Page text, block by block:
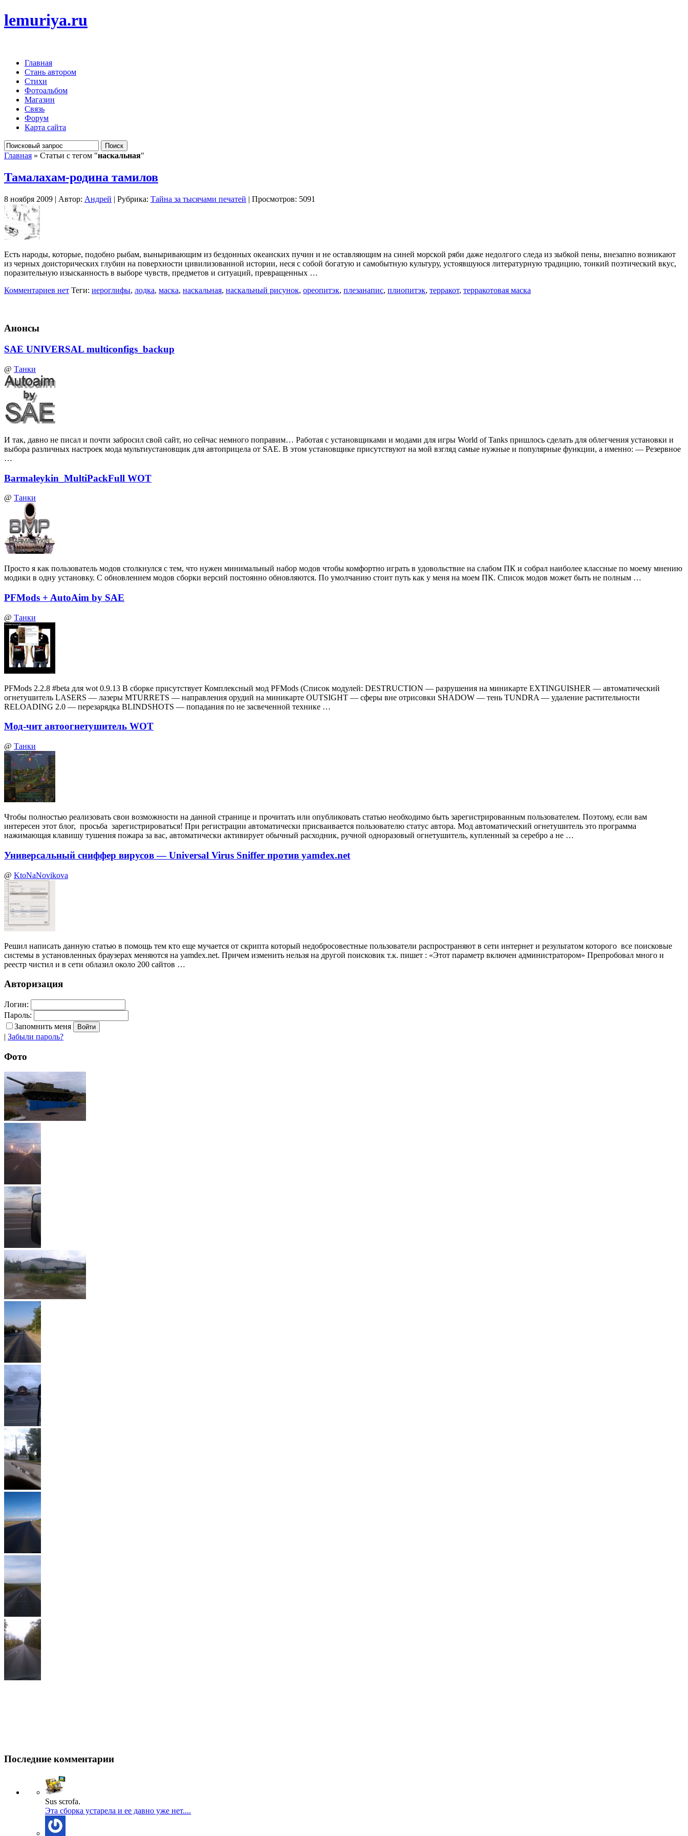
lemuriya.ru
Главная
Стань автором
Стихи
Фотоальбом
Магазин
Связь
Форум
Карта сайта
Главная » Статьи с тегом "наскальная"
Тамалахам-родина тамилов
8 ноября 2009 | Автор: Андрей | Рубрика: Тайна за тысячами печатей | Просмотров: 5091
Есть народы, которые, подобно рыбам, выныривающим из бездонных океанских пучин и не оставляющим на синей морской ряби даже недолгого следа из зыбкой пены, внезапно возникают
из черных доисторических глубин на поверхности цивилизованной истории, неся с собой богатую и самобытную культуру, устоявшуюся литературную традицию, тонкий поэтический вкус,
поразительную изысканность в выборе чувств, предметов и ситуаций, превращенных …
Комментариев нет Теги: иероглифы, лодка, маска, наскальная, наскальный рисунок, ореопитэк, плезанапис, плиопитэк, терракот, терракотовая маска
Анонсы
SAE UNIVERSAL multiconfigs_backup
@ Танки
И так, давно не писал и почти забросил свой сайт, но сейчас немного поправим… Работая с установщиками и модами для игры World of Tanks пришлось сделать для облегчения установки и
выбора различных настроек мода мультиустановщик для автоприцела от SAE. В этом установщике присутствуют на мой взгляд самые нужные и популярные функции, а именно: — Резервное
…
Barmaleykin_MultiPackFull WOT
@ Танки
Просто я как пользователь модов столкнулся с тем, что нужен минимальный набор модов чтобы комфортно играть в удовольствие на слабом ПК и собрал наиболее классные по моему мнению
модики в одну установку. С обновлением модов сборки версий постоянно обновляются. По умолчанию стоит путь как у меня на моем ПК. Список модов может быть не полным …
PFMods + AutoAim by SAE
@ Танки
PFMods 2.2.8 #beta для wot 0.9.13 В сборке присутствует Комплексный мод PFMods (Список модулей: DESTRUCTION — разрушения на миникарте EXTINGUISHER — автоматический
огнетушитель LASERS — лазеры MTURRETS — направления орудий на миникарте OUTSIGHT — сферы вне отрисовки SHADOW — тень TUNDRA — удаление растительности
RELOADING 2.0 — перезарядка BLINDSHOTS — попадания по не засвеченной технике …
Мод-чит автоогнетушитель WOT
@ Танки
Чтобы полностью реализовать свои возможности на данной странице и прочитать или опубликовать статью необходимо быть зарегистрированным пользователем. Поэтому, если вам
интересен этот блог, просьба зарегистрироваться! При регистрации автоматически присваивается пользователю статус автора. Мод автоматический огнетушитель это программа
нажимающая клавишу тушения пожара за вас, автоматически активирует обычный расходник, ручной одноразовый огнетушитель, купленный за серебро а не …
Универсальный сниффер вирусов — Universal Virus Sniffer против yamdex.net
@ KtoNaNovikova
Решил написать данную статью в помощь тем кто еще мучается от скрипта который недобросовестные пользователи распространяют в сети интернет и результатом которого все поисковые
системы в установленных браузерах меняются на yamdex.net. Причем изменить нельзя на другой поисковик т.к. пишет : «Этот параметр включен администратором» Препробовал много и
реестр чистил и в сети облазил около 200 сайтов …
Авторизация
Логин:
Пароль:
Запомнить меня
| Забыли пароль?
Фото
Последние комментарии
Sus scrofa.
Эта сборка устарела и ее давно уже нет....